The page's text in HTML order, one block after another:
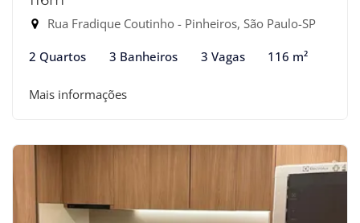
Rua Fradique Coutinho - Pinheiros, São Paulo-SP
2 Quartos 3 Banheiros 3 Vagas 116 m²
Mais informações